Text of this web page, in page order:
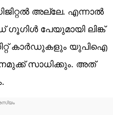
അല്ലേ. എന്നാല്‍
ഗൂഗിള്‍ പേയുമായി ലിങ്ക്
കാര്‍ഡുകളും യുപിഐ
നമുക്ക് സാധിക്കും. അത്